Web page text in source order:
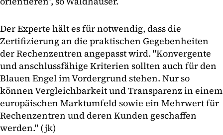
Der Experte hält es für notwendig, dass die
Zertifizierung an die praktischen Gegebenheiten
der Rechenzentren angepasst wird. "Konvergente
und anschlussfähige Kriterien sollten auch für den
Blauen Engel im Vordergrund stehen. Nur so
können Vergleichbarkeit und Transparenz in einem
europäischen Marktumfeld sowie ein Mehrwert für
Rechenzentren und deren Kunden geschaffen
werden." (jk)